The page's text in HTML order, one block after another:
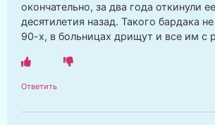
окончательно, за два года откинули
десятилетия назад. Такого бардака
90-х, в больницах дрищут и все им с
Ответить